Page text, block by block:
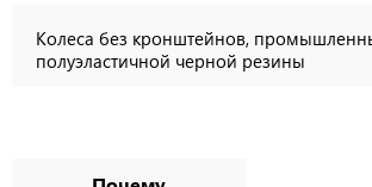
Колеса без кронштейнов,
полуэластичной черной резины